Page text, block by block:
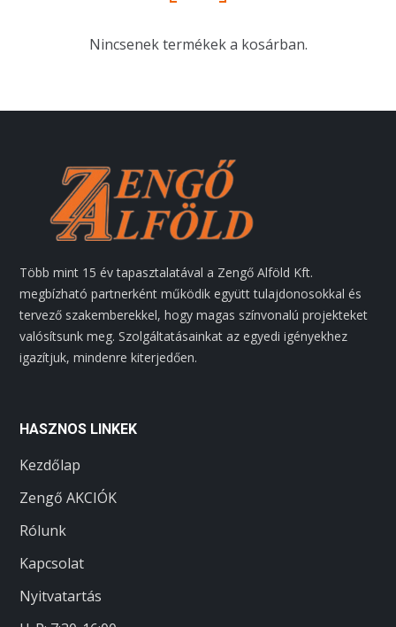
Nincsenek termékek a kosárban.
Több mint 15 év tapasztalatával a Zengő Alföld Kft.
megbízható partnerként működik együtt tulajdonosokkal és
tervező szakemberekkel, hogy magas színvonalú projekteket
valósítsunk meg. Szolgáltatásainkat az egyedi igényekhez
igazítjuk, mindenre kiterjedően.
HASZNOS LINKEK
Kezdőlap
Zengő AKCIÓK
Rólunk
Kapcsolat
Nyitvatartás